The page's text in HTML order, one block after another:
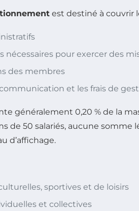
est destiné à couvrir
nécessaires pour exercer des
des membres
et les frais de
généralement 0,20 % de la
de 50 salariés, aucune somme
d’affichage.
sportives et de loisirs
et collectives